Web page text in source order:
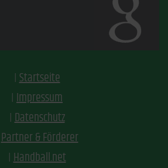
Startseite
Impressum
Datenschutz
Partner & Förderer
Handball.net